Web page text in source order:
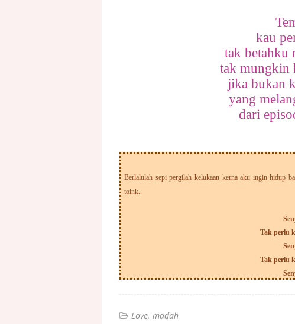
kau
tak betahku
tak mungkin
jika bukan
yang
dari
Berlalulah sepi pergilah kelukaan kerna aku ingin hidup
toink..
Tak perlu
Tak perlu
Love madah